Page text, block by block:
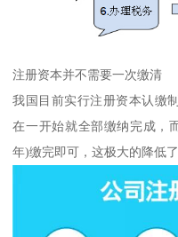
注册资本并不需要一次缴清
我国目前实行注册资本认缴
在一开始就全部缴纳完成，
年)缴完即可，这极大的降低